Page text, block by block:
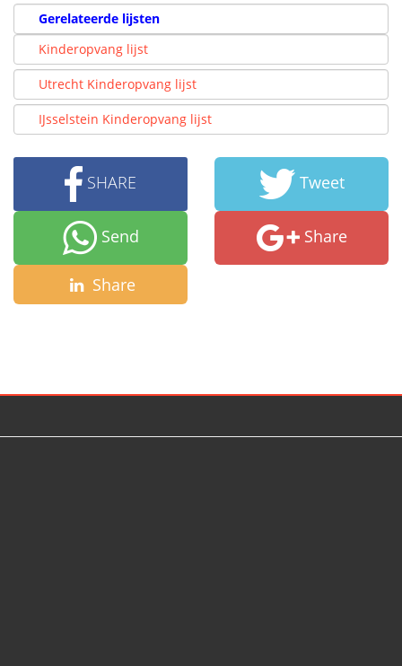
Gerelateerde lijsten
Kinderopvang lijst
Utrecht Kinderopvang lijst
IJsselstein Kinderopvang lijst
SHARE Tweet
Send Share
Share